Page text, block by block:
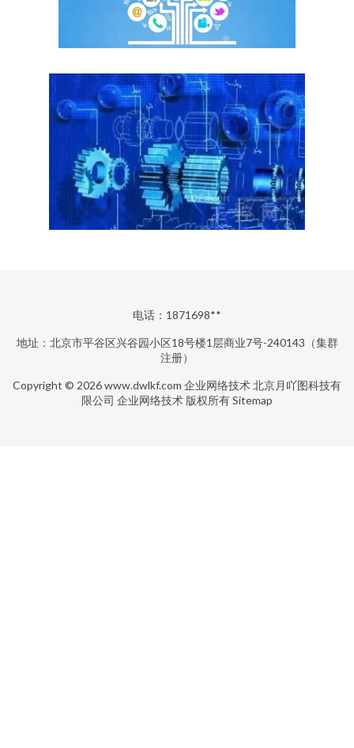
电话：1871698**
地址：北京市平谷区兴谷园小区18号楼1层商业7号-240143（集群
注册）
Copyright © 2026www.dwlkf.com 企业网络技术北京月吖图科技有
限公司 企业网络技术 版权所有Sitemap